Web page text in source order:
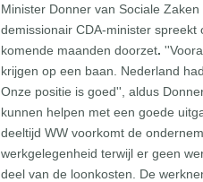
Minister Donner van Sociale
demissionair CDA-minister
komende maanden doorzet.
krijgen op een baan. Nederland
Onze positie is goed'', aldus
kunnen helpen met een goede
deeltijd WW voorkomt de
werkgelegenheid terwijl er geen
deel van de loonkosten. De